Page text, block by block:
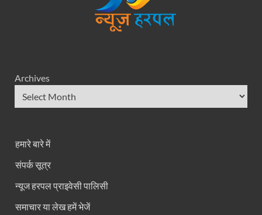
Archives
हमारे बारे में
संपर्क सूत्र
न्यूज हरपल प्राइवेसी पालिसी
समाचार या लेख हमें भेजें